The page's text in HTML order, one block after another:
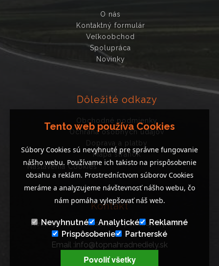
O nás
Kontaktný formulár
Veľkoobchod
Spolupráca
Novinky
Dôležité odkazy
Obchodné podmienky
Ochrana osobných údajov
Doprava a platby
Mapa stránok
Nastavenia Cookies
Kontakt
Neváhajte nás kontaktovať, ak potrebujete poradiť..
Email :info@topnahradnediely.sk
Tel : +421 919 278 288
Tento web používa Cookies
Súbory Cookies sú nevyhnuté pre správne fungovanie
nášho webu. Používame ich takisto na prispôsobenie
obsahu a reklám. Prostredníctvom súborov Cookies
meráme a analyzujeme návštevnosť nášho webu, čo
nám pomáha vylepšovať náš web.
Nevyhnutné Analytické
Reklamné
Prispôsobenie
Partnerské
Povoliť všetky